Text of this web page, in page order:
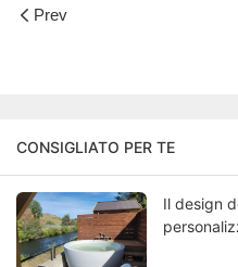
Prev
CONSIGLIATO PER TE
Il design